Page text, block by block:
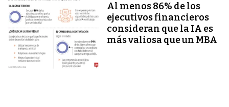
Al menos 86% de los
ejecutivos financieros
consideran que la IA es
más valiosa que un MBA